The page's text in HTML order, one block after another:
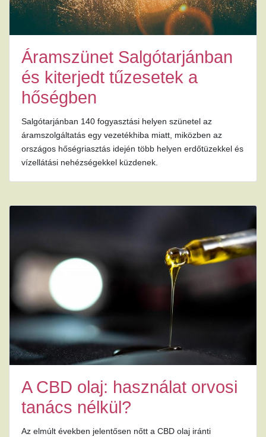
Áramszünet Salgótarjánban
és kiterjedt tűzesetek a
hőségben
Salgótarjánban 140 fogyasztási helyen szünetel az
áramszolgáltatás egy vezetékhiba miatt, miközben az
országos hőségriasztás idején több helyen erdőtüzekkel és
vízellátási nehézségekkel küzdenek.
A CBD olaj: használat orvosi
tanács nélkül?
Az elmúlt években jelentősen nőtt a CBD olaj iránti